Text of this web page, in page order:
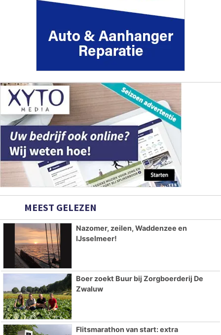
MEEST GELEZEN
Nazomer, zeilen, Waddenzee en
IJsselmeer!
Boer zoekt Buur bij Zorgboerderij De
Zwaluw
Flitsmarathon van start: extra